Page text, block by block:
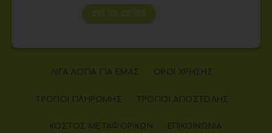
210 58 22 015
ΛΊΓΑ ΛΌΓΙΑ ΓΙΑ ΕΜΆΣ ΌΡΟΙ ΧΡΉΣΗΣ
ΤΡΌΠΟΙ ΠΛΗΡΩΜΉΣ ΤΡΌΠΟΙ ΑΠΟΣΤΟΛΉΣ
ΚΌΣΤΟΣ ΜΕΤΑΦΟΡΙΚΏΝ ΕΠΙΚΟΙΝΩΝΊΑ